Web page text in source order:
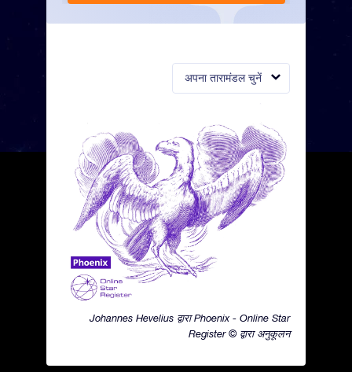
अपना तारामंडल चुनें
Johannes Hevelius द्वारा Phoenix - Online Star
Register © द्वारा अनुकूलन